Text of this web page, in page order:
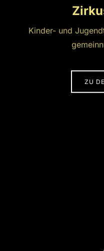
Kinder- und
ZU